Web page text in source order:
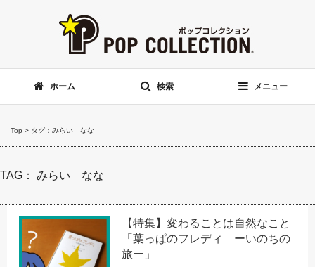
ホーム 検索 メニュー
Top > タグ：みらい なな
TAG： みらい なな
【特集】変わることは自然なこと
「葉っぱのフレディ ーいのちの
旅ー」